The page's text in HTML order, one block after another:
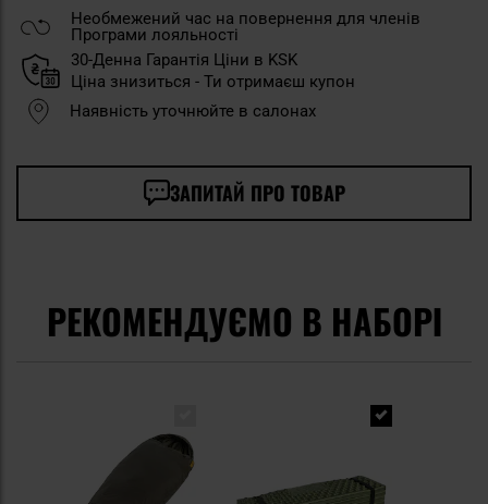
Необмежений час на повернення для членів
Програми лояльності
30-Денна Гарантія Ціни в KSK
Ціна знизиться - Ти отримаєш купон
Наявність уточнюйте в салонах
ЗАПИТАЙ ПРО ТОВАР
РЕКОМЕНДУЄМО В НАБОРІ